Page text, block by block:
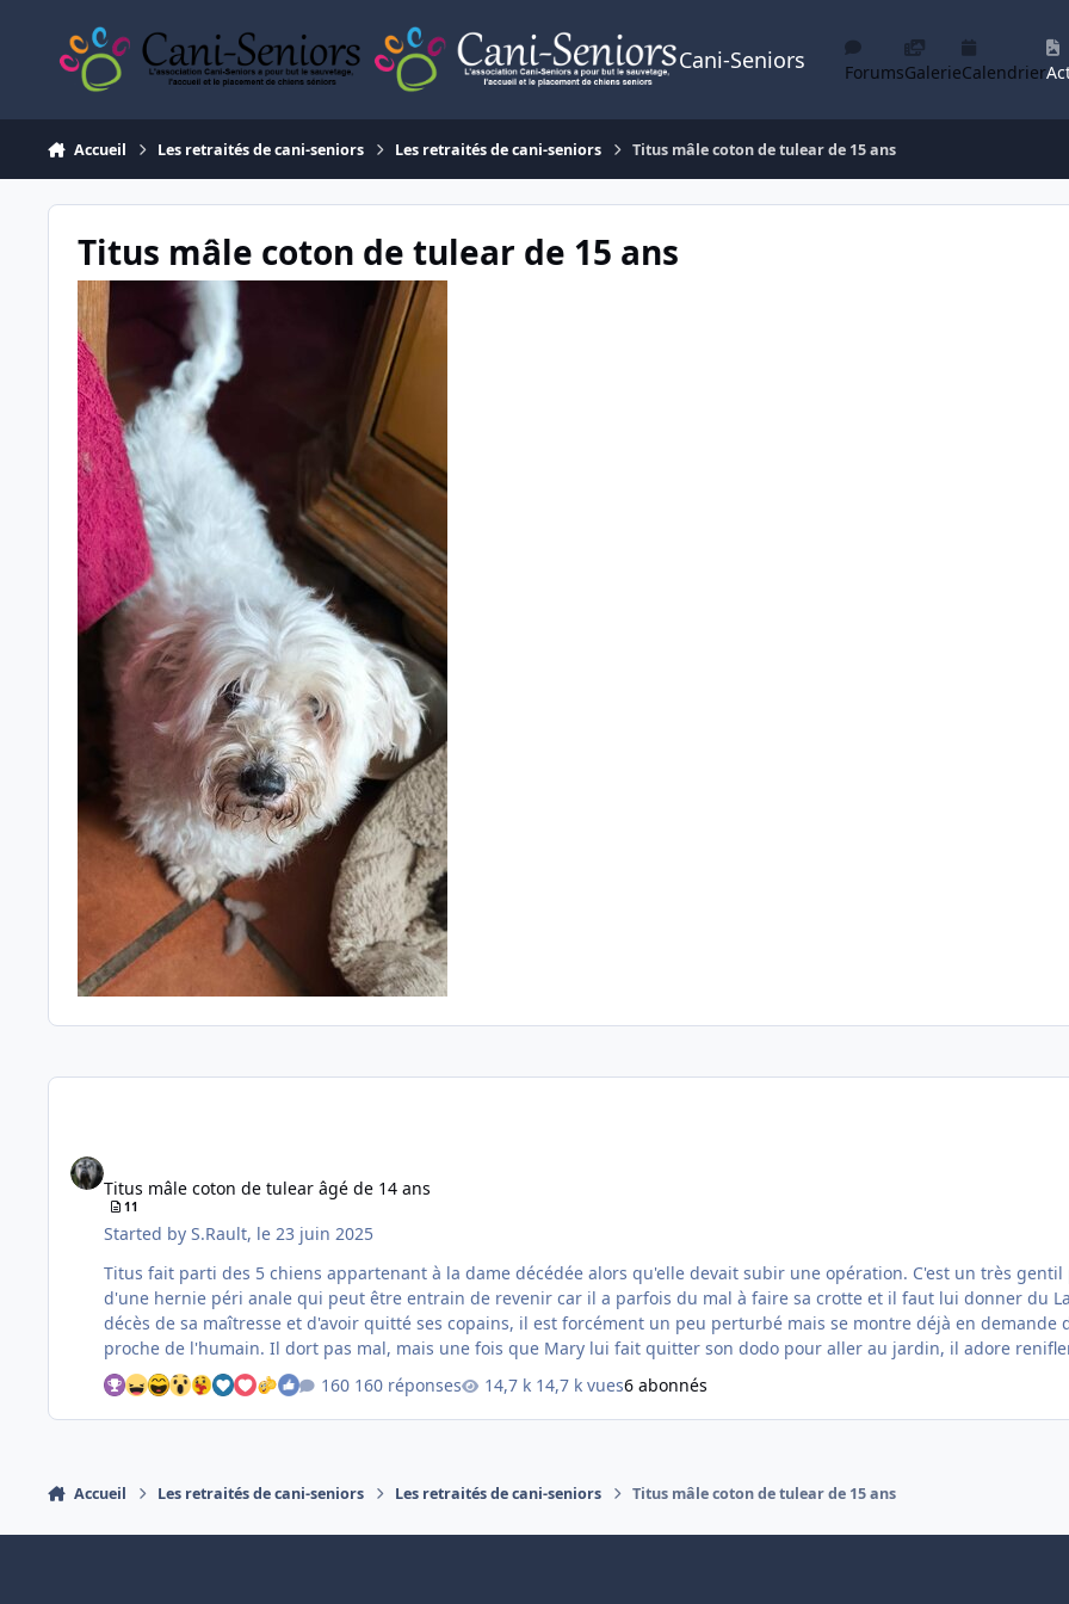
Cani-Seniors ForumsGalerieCalendrier
Accueil Les retraités de cani-seniors Les retraités de cani-seniors Titus mâle coton de tulear de 15 ans
Titus mâle coton de tulear de 15 ans
Titus mâle coton de tulear âgé de 14 ans
11
Started byS.Rault, le 23 juin 2025
Titus fait parti des 5 chiens appartenant à la dame décédée alors qu'elle devait subir une opération. C'est un très gentil papi âgé de 14 ans qui a été opéré il y a quelques années
d'une hernie péri anale qui peut être entrain de revenir car il a parfois du mal à faire sa crotte et il faut lui donner du
décès de sa maîtresse et d'avoir quitté ses copains, il est forcément un peu perturbé mais se montre déjà en
proche de l'humain. Il dort pas mal, mais une fois que Mary lui fait quitter son dodo pour aller au jardin, il adore
160 réponses
14,7 k vues6 abonnés
Accueil Les retraités de cani-seniors Les retraités de cani-seniors Titus mâle coton de tulear de 15 ans